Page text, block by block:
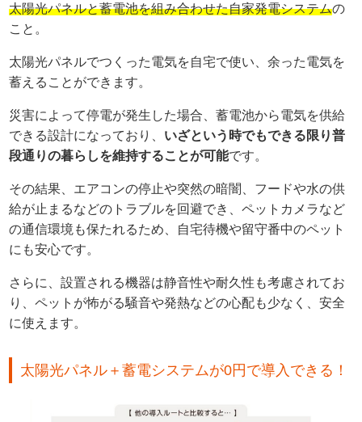
太陽光パネルと蓄電池を組み合わせた自家発電システムの
こと。
太陽光パネルでつくった電気を自宅で使い、余った電気を
蓄えることができます。
災害によって停電が発生した場合、蓄電池から電気を供給
できる設計になっており、 いざという時でもできる限り普
段通りの暮らしを維持することが可能です。
その結果、エアコンの停止や突然の暗闇、フードや水の供
給が止まるなどのトラブルを回避でき、ペットカメラなど
の通信環境も保たれるため、自宅待機や留守番中のペット
にも安心です。
さらに、設置される機器は静音性や耐久性も考慮されてお
り、ペットが怖がる騒音や発熱などの心配も少なく、安全
に使えます。
太陽光パネル＋蓄電システムが0円で導入できる！